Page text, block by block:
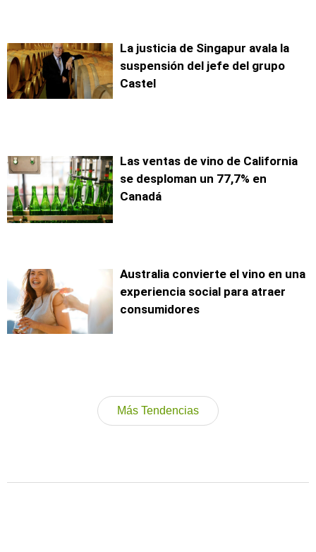
La justicia de Singapur avala la
suspensión del jefe del grupo
Castel
Las ventas de vino de California
se desploman un 77,7% en
Canadá
Australia convierte el vino en una
experiencia social para atraer
consumidores
Más Tendencias